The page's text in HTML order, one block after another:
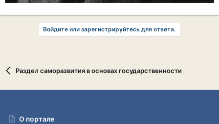
Войдите или зарегистрируйтесь для ответа.
Раздел саморазвития в основах государственности
О портале